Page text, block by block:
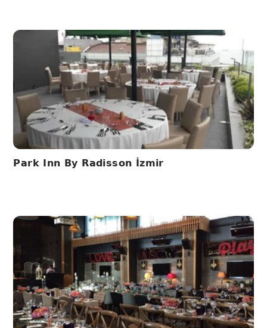
Park Inn By Radisson İzmir